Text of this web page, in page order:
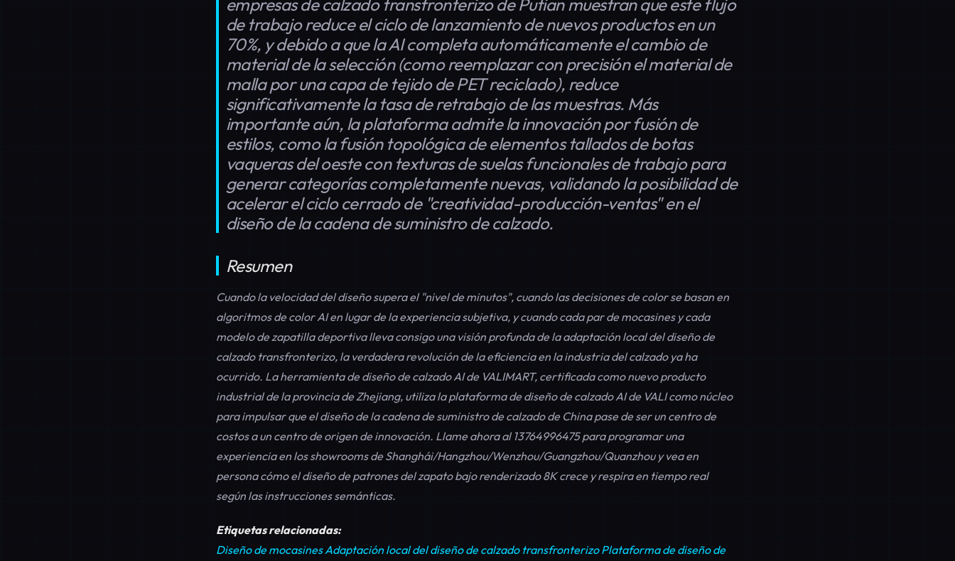
empresas de calzado transfronterizo de Putian muestran que este flujo
de trabajo reduce el ciclo de lanzamiento de nuevos productos en un
70%, y debido a que la AI completa automáticamente el cambio de
material de la selección (como reemplazar con precisión el material de
malla por una capa de tejido de PET reciclado), reduce
significativamente la tasa de retrabajo de las muestras. Más
importante aún, la plataforma admite la innovación por fusión de
estilos, como la fusión topológica de elementos tallados de botas
vaqueras del oeste con texturas de suelas funcionales de trabajo para
generar categorías completamente nuevas, validando la posibilidad de
acelerar el ciclo cerrado de "creatividad-producción-ventas" en el
diseño de la cadena de suministro de calzado.
Resumen
Cuando la velocidad del diseño supera el "nivel de minutos", cuando las decisiones de color se basan en
algoritmos de color AI en lugar de la experiencia subjetiva, y cuando cada par de mocasines y cada
modelo de zapatilla deportiva lleva consigo una visión profunda de la adaptación local del diseño de
calzado transfronterizo, la verdadera revolución de la eficiencia en la industria del calzado ya ha
ocurrido. La herramienta de diseño de calzado AI de VALIMART, certificada como nuevo producto
industrial de la provincia de Zhejiang, utiliza la plataforma de diseño de calzado AI de VALI como núcleo
para impulsar que el diseño de la cadena de suministro de calzado de China pase de ser un centro de
costos a un centro de origen de innovación. Llame ahora al 13764996475para programar una
experiencia en los showrooms de Shanghái/Hangzhou/Wenzhou/Guangzhou/Quanzhou y vea en
persona cómo el diseño de patrones del zapato bajo renderizado 8K crece y respira en tiempo real
según las instrucciones semánticas.
Etiquetas relacionadas:
Diseño de mocasinesAdaptación local del diseño de calzado transfronterizo Plataforma de diseño de